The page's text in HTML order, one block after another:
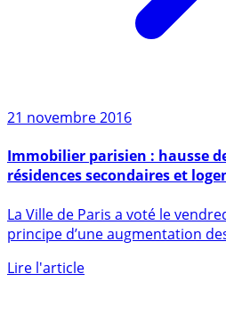
21 novembre 2016
résidences secondaires et
La Ville de Paris a voté le
principe d’une augmentation